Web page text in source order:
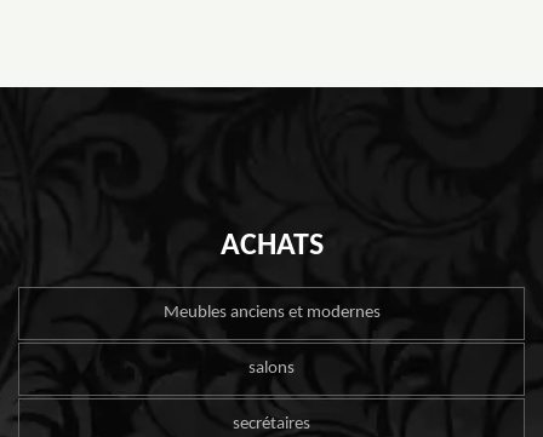
ACHATS
Meubles anciens et modernes
salons
secrétaires